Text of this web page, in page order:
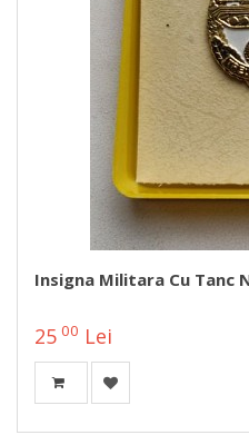
Insigna Militara Cu Tanc
25 00 Lei